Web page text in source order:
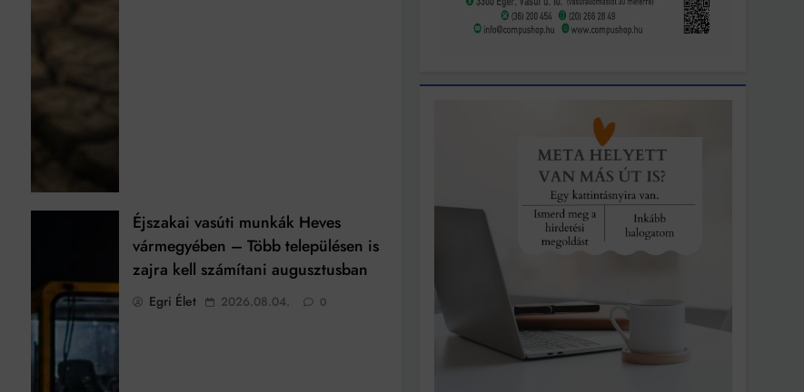
Éjszakai vasúti munkák Heves
vármegyében – Több településen is
zajra kell számítani augusztusban
Egri Élet 2026.08.04. 0